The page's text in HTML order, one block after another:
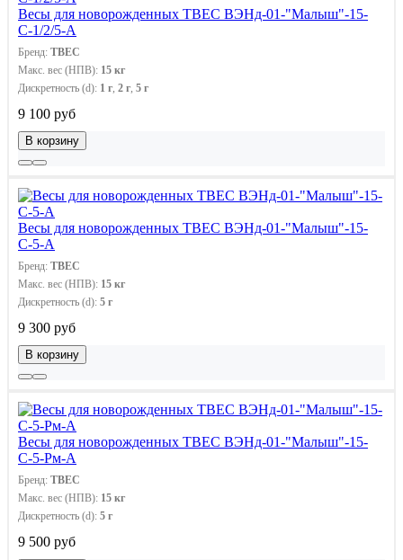
Весы для новорожденных ТВЕС ВЭНд-01-"Малыш"-15-
С-1/2/5-А
Бренд: ТВЕС
Макс. вес (НПВ): 15 кг
Дискретность (d): 1 г, 2 г, 5 г
9 100 руб
В корзину
Весы для новорожденных ТВЕС ВЭНд-01-"Малыш"-15-
С-5-А
Бренд: ТВЕС
Макс. вес (НПВ): 15 кг
Дискретность (d): 5 г
9 300 руб
В корзину
Весы для новорожденных ТВЕС ВЭНд-01-"Малыш"-15-
С-5-Рм-А
Бренд: ТВЕС
Макс. вес (НПВ): 15 кг
Дискретность (d): 5 г
9 500 руб